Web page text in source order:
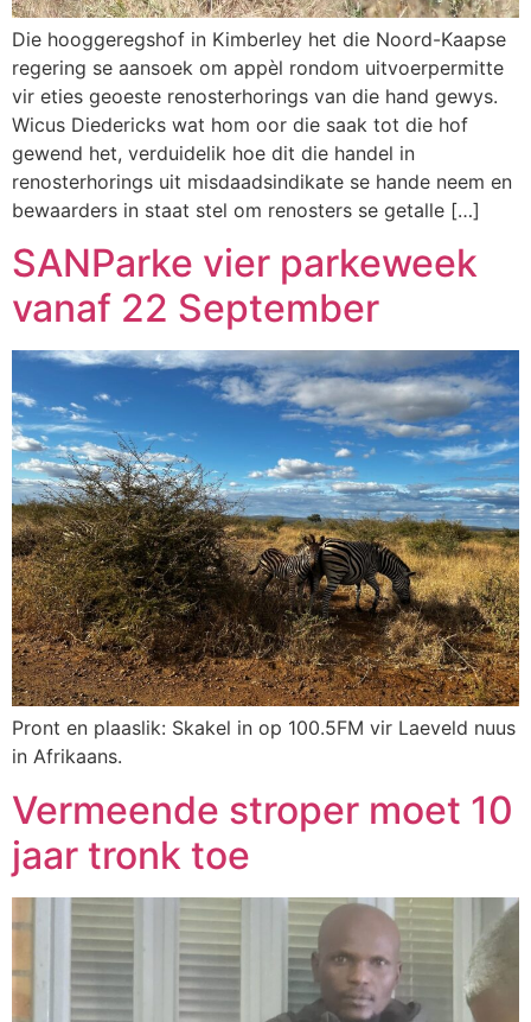
Die hooggeregshof in Kimberley het die Noord-Kaapse
regering se aansoek om appèl rondom uitvoerpermitte
vir eties geoeste renosterhorings van die hand gewys.
Wicus Diedericks wat hom oor die saak tot die hof
gewend het, verduidelik hoe dit die handel in
renosterhorings uit misdaadsindikate se hande neem en
bewaarders in staat stel om renosters se getalle […]
SANParke vier parkeweek
vanaf 22 September
Pront en plaaslik: Skakel in op 100.5FM vir Laeveld nuus
in Afrikaans.
Vermeende stroper moet 10
jaar tronk toe